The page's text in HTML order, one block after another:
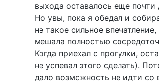
выхода оставалось еще почти
Но увы, пока я обедал и
не такое сильное
мешала полностью
Когда приехал с прогулки,
не успевал этого сделать).
дало возможность не идти со